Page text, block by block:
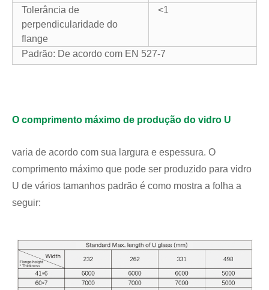
Tolerância de
perpendicularidade do
flange
<1
Padrão: De acordo com EN 527-7
O comprimento máximo de produção do vidro U
varia de acordo com sua largura e espessura. O
comprimento máximo que pode ser produzido para vidro
U de vários tamanhos padrão é como mostra a folha a
seguir: